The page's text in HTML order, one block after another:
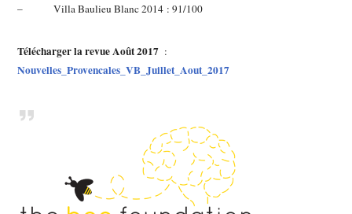
– Villa Baulieu Blanc 2014 : 91/100
Télécharger la revue Août 2017 :
Nouvelles_Provencales_VB_Juillet_Aout_2017